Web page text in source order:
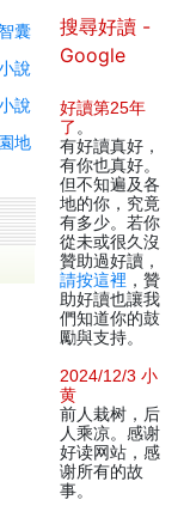
囊
說
說
地
搜尋好讀 -
Google
好讀第25年
了 。
有好讀真好，
有你也真好。
但不知遍及各
地的你，究竟
有多少。若你
從未或很久沒
贊助過好讀，
請按這裡 ，贊
助好讀也讓我
們知道你的鼓
勵與支持。
2024/12/3 小
黄
前人栽树，后
人乘凉。感谢
好读网站，感
谢所有的故
事。